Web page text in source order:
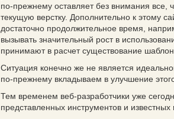
по-прежнему оставляет без внимания все,
текущую верстку. Дополнительно к этому
достаточно продолжительное время,
вызывать значительный рост в
принимают в расчет существование
Ситуация конечно же не является
по-прежнему вкладываем в улучшение
Тем временем веб-разработчики уже
представленных инструментов и известных